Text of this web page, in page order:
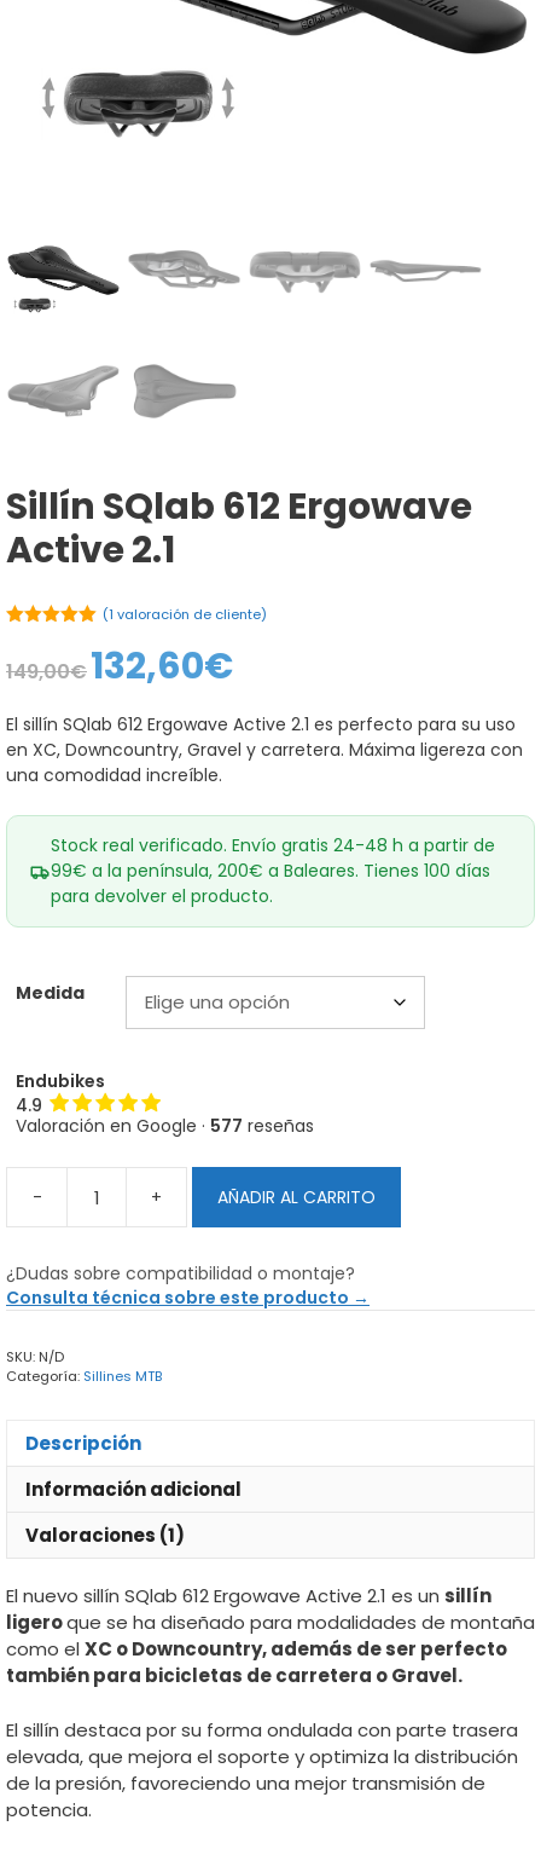
Sillín SQlab 612 Ergowave
Active 2.1
(1 valoración de cliente)
149,00€
El
precio
era:
149,00€.
132,60€El
precio
es:
132,60€.
El sillín SQlab 612 Ergowave Active 2.1 es perfecto para su uso
en XC, Downcountry, Gravel y carretera. Máxima ligereza con
una comodidad increíble.
Stock real verificado. Envío gratis 24-48 h a partir de
99€ a la península, 200€ a Baleares. Tienes 100 días
para devolver el producto.
Medida
Endubikes
4.9
Valoración en Google · 577 reseñas
-
Sillín
SQlab
Ergowave
Active
+ AÑADIR AL CARRITO
¿Dudas sobre compatibilidad o montaje?
Consulta técnica sobre este producto →
SKU: N/D
Categoría: Sillines MTB
Descripción
Información adicional
Valoraciones (1)
El nuevo sillín SQlab 612 Ergowave Active 2.1 es un sillín
ligeroque se ha diseñado para modalidades de montaña
como el XC o Downcountry, además de ser perfecto
también para bicicletas de carretera o Gravel.
El sillín destaca por su forma ondulada con parte trasera
elevada, que mejora el soporte y optimiza la distribución
de la presión, favoreciendo una mejor transmisión de
potencia.